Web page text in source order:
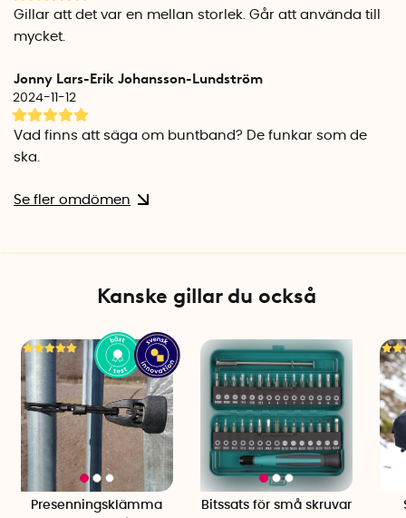
Gillar att det var en mellan storlek. Går att använda till
mycket.
Jonny Lars-Erik Johansson-Lundström
2024-11-12
Vad finns att säga om buntband? De funkar som de
ska.
Se fler omdömen
Kanske gillar du också
Presenningsklämma Bitssats för små skruvar